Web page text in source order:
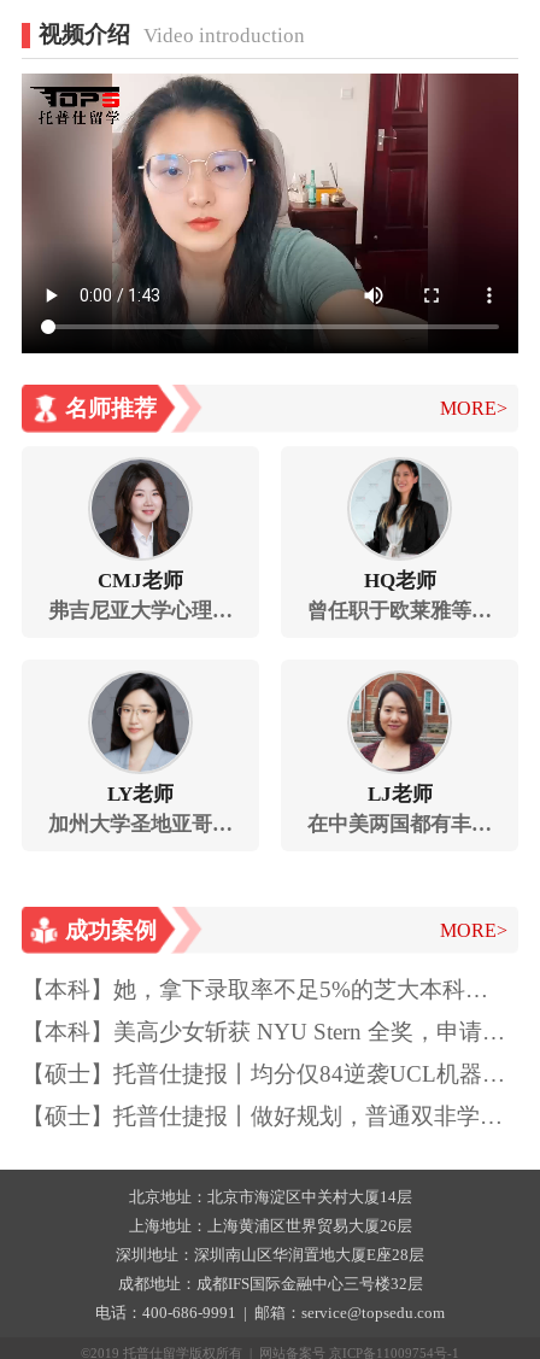
视频介绍 Video introduction
名师推荐 MORE>
CMJ老师
弗吉尼亚大学心理学
HQ老师
曾任职于欧莱雅等知
LY老师
加州大学圣地亚哥分
LJ老师
在中美两国都有丰富
成功案例 MORE>
【本科】她，拿下录取率不足5%的芝大本科
Offer！独一无二的特质如此“养成”~
【本科】美高少女斩获 NYU Stern 全奖，申请季
精准规划圆梦顶尖商学院
【硕士】托普仕捷报丨均分仅84逆袭UCL机器学
习
【硕士】托普仕捷报丨做好规划，普通双非学生
北京地址：北京市海淀区中关村大厦14层
上海地址：上海黄浦区世界贸易大厦26层
深圳地址：深圳南山区华润置地大厦E座28层
成都地址：成都IFS国际金融中心三号楼32层
电话：400-686-9991 | 邮箱：service@topsedu.com
©2019 托普仕留学版权所有 | 网站备案号 京ICP备11009754号-1